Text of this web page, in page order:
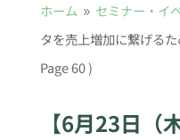
ホーム 9 セミナー・イ
タを売上増加に繋げる
Page 60 )
【6月23日（